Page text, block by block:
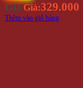
Giá Giá:
Thêm vào giỏ hàng